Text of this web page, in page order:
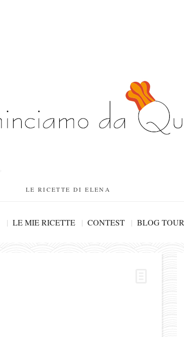
LE RICETTE DI ELENA
LE MIE RICETTE CONTEST BLOG TOUR